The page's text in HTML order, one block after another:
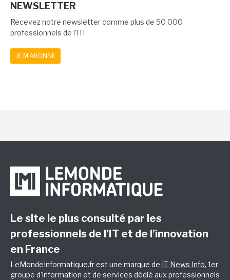
NEWSLETTER
Recevez notre newsletter comme plus de 50 000
professionnels de l'IT!
JE M'ABONNE
Le site le plus consulté par les
professionnels de l’IT et de l’innovation
en France
LeMondeInformatique.fr est une marque de IT News Info, 1er
groupe d'information et de services dédié aux professionnels